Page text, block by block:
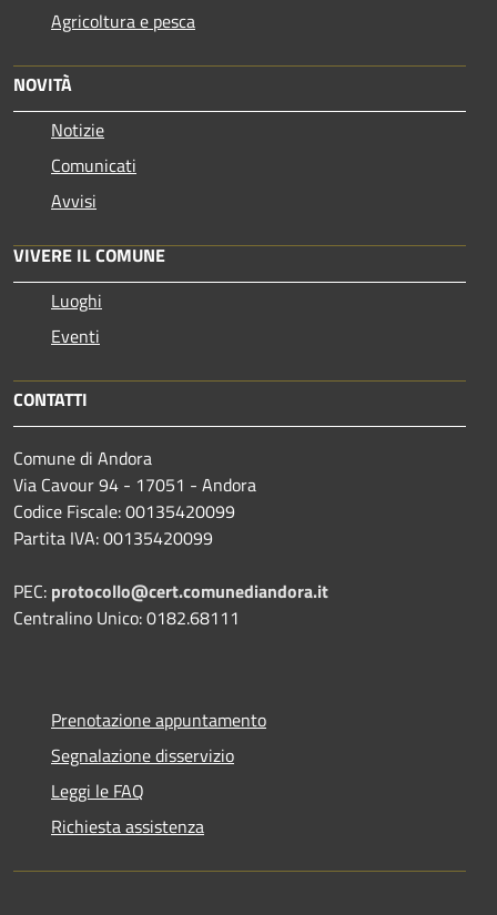
Agricoltura e pesca
NOVITÀ
Notizie
Comunicati
Avvisi
VIVERE IL COMUNE
Luoghi
Eventi
CONTATTI
Comune di Andora
Via Cavour 94 - 17051 - Andora
Codice Fiscale: 00135420099
Partita IVA: 00135420099
PEC: protocollo@cert.comunediandora.it
Centralino Unico: 0182.68111
Prenotazione appuntamento
Segnalazione disservizio
Leggi le FAQ
Richiesta assistenza